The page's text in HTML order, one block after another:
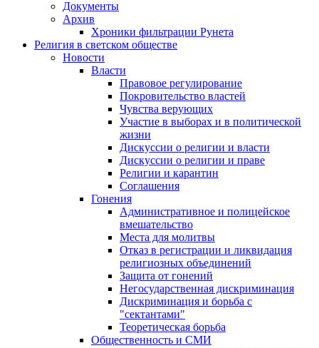
Документы
Архив
Хроники фильтрации Рунета
Религия в светском обществе
Новости
Власти
Правовое регулирование
Покровительство властей
Чувства верующих
Участие в выборах и в политической
жизни
Дискуссии о религии и власти
Дискуссии о религии и праве
Религии и карантин
Соглашения
Гонения
Административное и полицейское
вмешательство
Места для молитвы
Отказ в регистрации и ликвидация
религиозных объединений
Защита от гонений
Негосударственная дискриминация
Дискриминация и борьба с
"сектантами"
Теоретическая борьба
Общественность и СМИ